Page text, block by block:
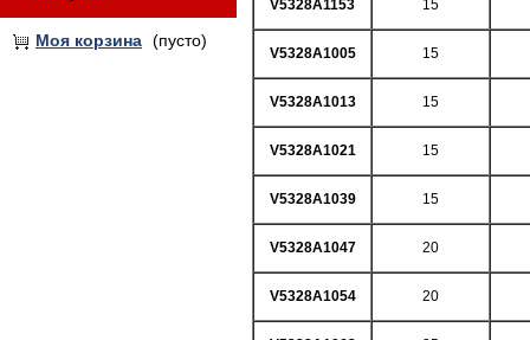
Моя корзина (пусто)
V5328A1153 15
V5328A1005 15
V5328A1013 15
V5328A1021 15
V5328A1039 15
V5328A1047 20
V5328A1054 20